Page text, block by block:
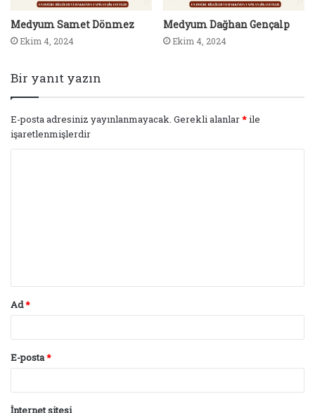
Medyum Samet Dönmez
Ekim 4, 2024
Medyum Dağhan Gençalp
Ekim 4, 2024
Bir yanıt yazın
E-posta adresiniz yayınlanmayacak. Gerekli alanlar*ile
işaretlenmişlerdir
Ad*
E-posta*
İnternet sitesi